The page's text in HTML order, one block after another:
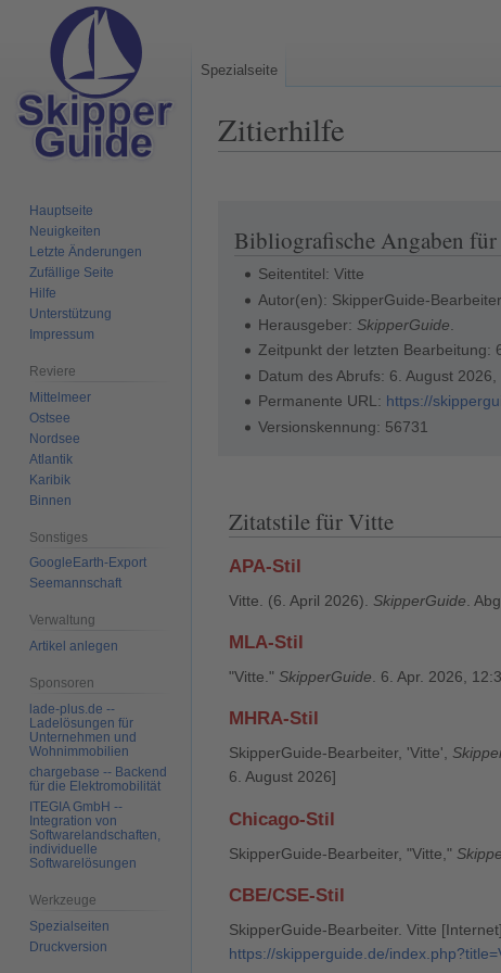
Zitierhilfe
Navigation
Suche
Bibliografische Angaben
Seitentitel: Vitte
Autor(en): SkipperGuide-Bearbeiter
Herausgeber: SkipperGuide
Zeitpunkt der letzten Bearbeitung:
Datum des Abrufs: 6. August
Permanente URL: https://
Versionskennung: 56731
Zitatstile für Vitte
APA-Stil
Vitte. (6. April 2026). SkipperGuide .
MLA-Stil
"Vitte." SkipperGuide . 6. Apr. 2026,
MHRA-Stil
SkipperGuide-Bearbeiter, 'Vitte',
6. August 2026]
Chicago-Stil
SkipperGuide-Bearbeiter, "Vitte,"
CBE/CSE-Stil
SkipperGuide-Bearbeiter. Vitte
https://skipperguide.de/
Spezialseite
Hauptseite
Neuigkeiten
Letzte Änderungen
Zufällige Seite
Hilfe
Unterstützung
Impressum
Reviere
Mittelmeer
Ostsee
Nordsee
Atlantik
Karibik
Binnen
Sonstiges
GoogleEarth-Export
Seemannschaft
Verwaltung
Artikel anlegen
Sponsoren
lade-plus.de --
Ladelösungen für
Unternehmen und
Wohnimmobilien
chargebase -- Backend
für die Elektromobilität
ITEGIA GmbH --
Integration von
Softwarelandschaften,
individuelle
Softwarelösungen
Werkzeuge
Spezialseiten
Druckversion